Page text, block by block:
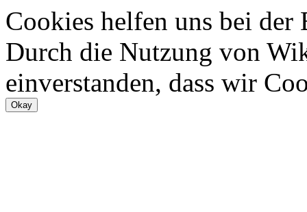
Cookies helfen uns bei
Durch die Nutzung von
einverstanden, dass wir